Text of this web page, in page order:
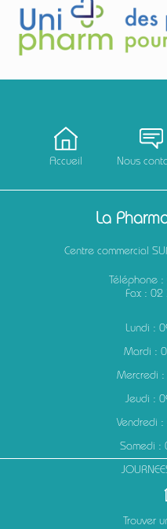
Accueil Nous
La
Centre commercial
Téléphone :
Fax :
Lundi :
Mardi :
Mercredi
Jeudi :
Vendredi
Samedi :
Trouver